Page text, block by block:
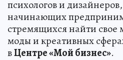
психологов и
начинающих
стремящихся найти свое
моды и креативных
вЦентре «Мой бизнес».